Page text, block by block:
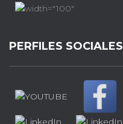
PERFILES SOCIALES